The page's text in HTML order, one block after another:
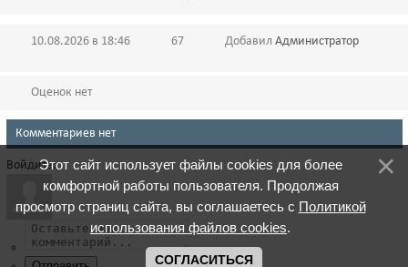
10.08.2026 в 18:46 67 Добавил Администратор
Оценок нет
Комментариев нет
Войдите:Этот сайт использует файлы cookies для более
комфортной работы пользователя. Продолжая
просмотр страниц сайта, вы соглашаетесь с Политикой
использования файлов cookies.
СОГЛАСИТЬСЯ